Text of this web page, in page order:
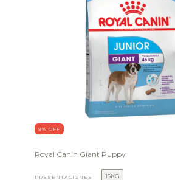
9% OFF
Royal Canin Giant Puppy
PRESENTACIONES 15KG